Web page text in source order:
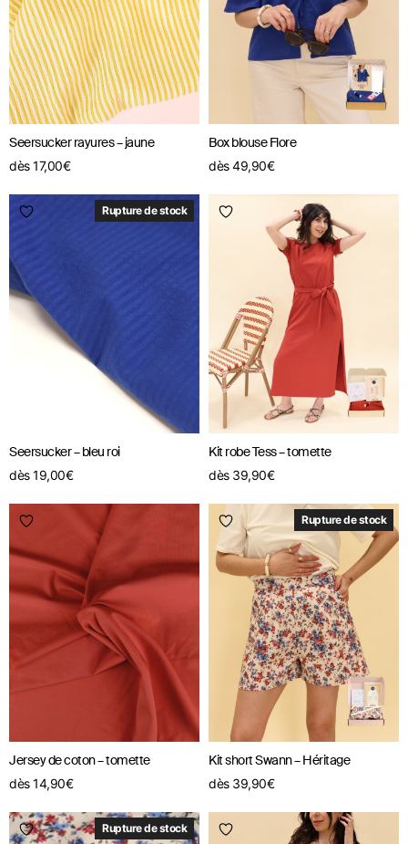
Seersucker rayures – jaune
dès17,00€
Box blouse Flore
dès49,90€
Rupture de stock
Seersucker – bleu roi
dès19,00€
Kit robe Tess – tomette
dès 39,90€
Jersey de coton – tomette
dès14,90€
Rupture de stock
Kit short Swann – Héritage
dès 39,90€
Rupture de stock